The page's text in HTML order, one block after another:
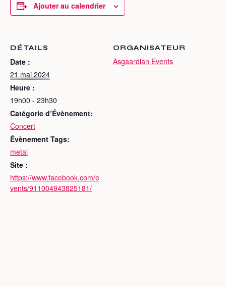
Ajouter au calendrier
DÉTAILS
Date :
21 mai 2024
Heure :
19h00 - 23h30
Catégorie d’Évènement:
Concert
Évènement Tags:
metal
Site :
https://www.facebook.com/e
vents/911004943825181/
ORGANISATEUR
Asgaardian Events